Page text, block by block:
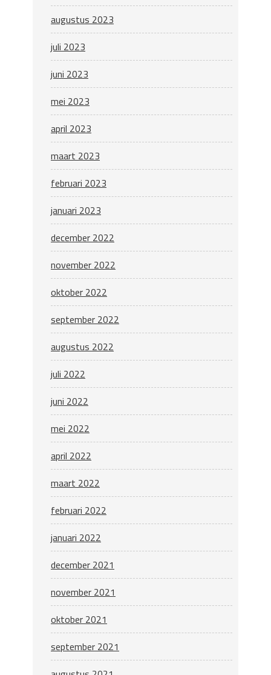
augustus 2023
juli 2023
juni 2023
mei 2023
april 2023
maart 2023
februari 2023
januari 2023
december 2022
november 2022
oktober 2022
september 2022
augustus 2022
juli 2022
juni 2022
mei 2022
april 2022
maart 2022
februari 2022
januari 2022
december 2021
november 2021
oktober 2021
september 2021